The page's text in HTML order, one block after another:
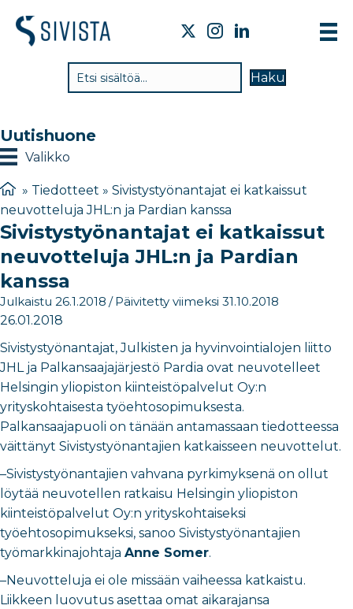
Haku
Uutishuone
Valikko
» Tiedotteet » Sivistystyönantajat ei katkaissut
neuvotteluja JHL:n ja Pardian kanssa
Sivistystyönantajat ei katkaissut
neuvotteluja JHL:n ja Pardian
kanssa
Julkaistu 26.1.2018 / Päivitetty viimeksi 31.10.2018
26.01.2018
Sivistystyönantajat, Julkisten ja hyvinvointialojen liitto
JHL ja Palkansaajajärjestö Pardia ovat neuvotelleet
Helsingin yliopiston kiinteistöpalvelut Oy:n
yrityskohtaisesta työehtosopimuksesta.
Palkansaajapuoli on tänään antamassaan tiedotteessa
väittänyt Sivistystyönantajien katkaisseen neuvottelut.
–Sivistystyönantajien vahvana pyrkimyksenä on ollut
löytää neuvotellen ratkaisu Helsingin yliopiston
kiinteistöpalvelut Oy:n yrityskohtaiseksi
työehtosopimukseksi, sanoo Sivistystyönantajien
työmarkkinajohtaja Anne Somer.
–Neuvotteluja ei ole missään vaiheessa katkaistu.
Liikkeen luovutus asettaa omat aikarajansa